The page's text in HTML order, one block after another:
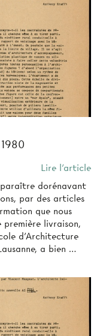
Lire l'article
dorénavant
par des articles
que nous
livraison,
d'Architecture
a bien …